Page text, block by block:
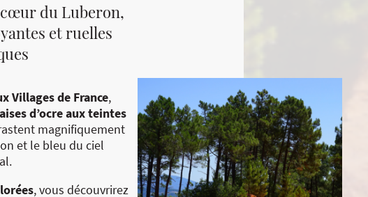
cœur du Luberon,
et ruelles
Villages de France,
d’ocre aux teintes
magnifiquement
et le bleu du ciel
, vous découvrirez